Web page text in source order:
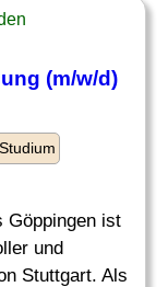
(m/w/d)
Göppingen ist
und
Stuttgart. Als